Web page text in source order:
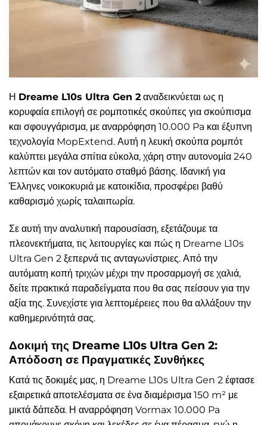
Η Dreame L10s Ultra Gen 2 αναδεικνύεται ως η
κορυφαία επιλογή σε ρομποτικές σκούπες για σκούπισμα
και σφουγγάρισμα, με αναρρόφηση 10.000 Pa και έξυπνη
τεχνολογία MopExtend. Αυτή η λευκή σκούπα ρομπότ
καλύπτει μεγάλα σπίτια εύκολα, χάρη στην αυτονομία 240
λεπτών και τον αυτόματο σταθμό βάσης. Ιδανική για
Έλληνες νοικοκυριά με κατοικίδια, προσφέρει βαθύ
καθαρισμό χωρίς ταλαιπωρία.
Σε αυτή την αναλυτική παρουσίαση, εξετάζουμε τα
πλεονεκτήματα, τις λειτουργίες και πώς η Dreame L10s
Ultra Gen 2 ξεπερνά τις ανταγωνίστριες. Από την
αυτόματη κοπή τριχών μέχρι την προσαρμογή σε χαλιά,
δείτε πρακτικά παραδείγματα που θα σας πείσουν για την
αξία της. Συνεχίστε για λεπτομέρειες που θα αλλάξουν την
καθημερινότητά σας.
Δοκιμή της Dreame L10s Ultra Gen 2:
Απόδοση σε Πραγματικές Συνθήκες
Κατά τις δοκιμές μας, η Dreame L10s Ultra Gen 2 έφτασε
εξαιρετικά αποτελέσματα σε ένα διαμέρισμα 150 m² με
μικτά δάπεδα. Η αναρρόφηση Vormax 10.000 Pa